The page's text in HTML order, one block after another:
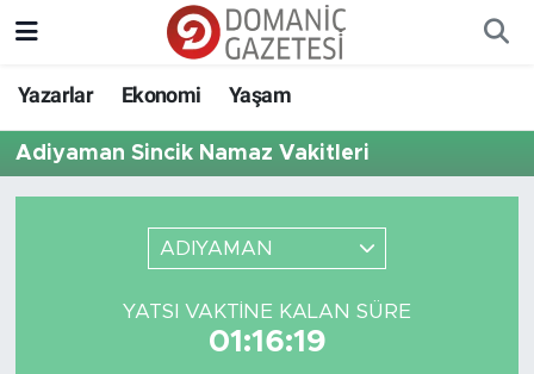
Yazarlar Ekonomi Yaşam
Adiyaman Sincik Namaz Vakitleri
ADIYAMAN
YATSI VAKTINE KALAN SÜRE
01:16:19